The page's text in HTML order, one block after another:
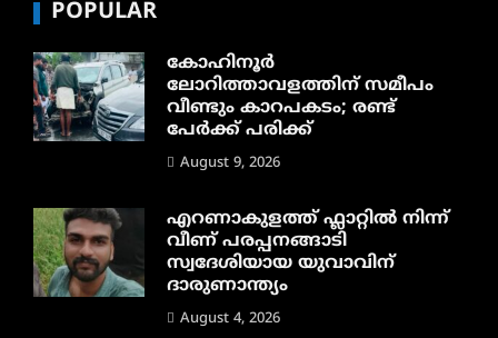
POPULAR
കോഹിനൂർ
ലോറിത്താവളത്തിന് സമീപം
വീണ്ടും കാറപകടം; രണ്ട്
പേർക്ക് പരിക്ക്
August 9, 2026
എറണാകുളത്ത് ഫ്ലാറ്റിൽ നിന്ന്
വീണ് പരപ്പനങ്ങാടി
സ്വദേശിയായ യുവാവിന്
ദാരുണാന്ത്യം
August 4, 2026